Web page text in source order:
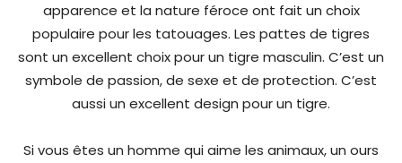
apparence et la nature féroce ont fait un choix
populaire pour les tatouages. Les pattes de tigres
sont un excellent choix pour un tigre masculin. C’est un
symbole de passion, de sexe et de protection. C’est
aussi un excellent design pour un tigre.
Si vous êtes un homme qui aime les animaux, un ours